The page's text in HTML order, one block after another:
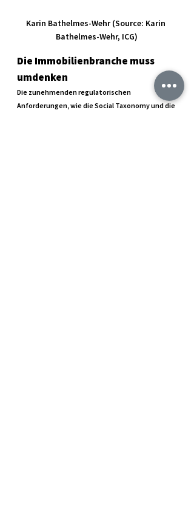
Karin Bathelmes-Wehr (Source: Karin
Bathelmes-Wehr, ICG)
Die Immobilienbranche muss
umdenken
Die zunehmenden regulatorischen
Anforderungen, wie die Social Taxonomy und die